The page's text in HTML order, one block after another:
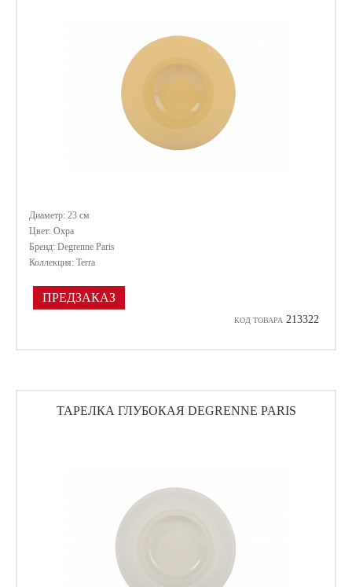
Диаметр: 23 cм
Цвет: Охра
Бренд: Degrenne Paris
Коллекция: Terra
ПРЕДЗАКАЗ
КОД ТОВАРА 213322
ТАРЕЛКА ГЛУБОКАЯ DEGRENNE PARIS